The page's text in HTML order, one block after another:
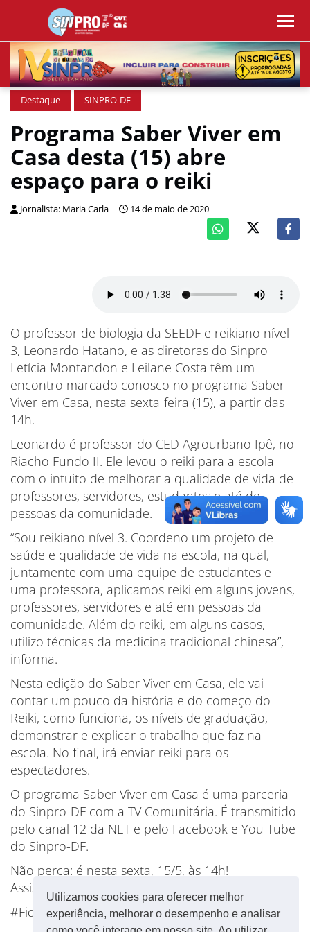
Utilizamos cookies para oferecer melhor
experiência, melhorar o desempenho e analisar
Destaque SINPRO-DF
Programa Saber Viver em
Casa desta (15) abre
espaço para o reiki
Jornalista: Maria Carla 14 de maio de 2020
O professor de biologia da SEEDF e reikiano nível
3, Leonardo Hatano, e as diretoras do Sinpro
Letícia Montandon e Leilane Costa têm um
encontro marcado conosco no programa Saber
Viver em Casa, nesta sexta-feira (15), a partir das
14h.
Leonardo é professor do CED Agrourbano Ipê, no
Riacho Fundo II. Ele levou o reiki para a escola
com o intuito de melhorar a qualidade de vida de
professores, servidores, estudantes e até de
pessoas da comunidade.
“Sou reikiano nível 3. Coordeno um projeto de
saúde e qualidade de vida na escola, na qual,
juntamente com uma equipe de estudantes e
uma professora, aplicamos reiki em alguns jovens,
professores, servidores e até em pessoas da
comunidade. Além do reiki, em alguns casos,
utilizo técnicas da medicina tradicional chinesa”,
informa.
Nesta edição do Saber Viver em Casa, ele vai
contar um pouco da história e do começo do
Reiki, como funciona, os níveis de graduação,
demonstrar e explicar o trabalho que faz na
escola. No final, irá enviar reiki para os
espectadores.
O programa Saber Viver em Casa é uma parceria
do Sinpro-DF com a TV Comunitária. É transmitido
pelo canal 12 da NET e pelo Facebook e You Tube
do Sinpro-DF.
Não perca: é nesta sexta, 15/5, às 14h!
Assista e participe!
#FiqueEmCasa